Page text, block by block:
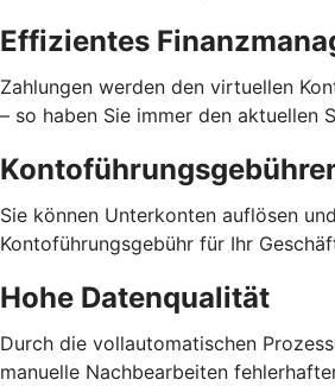
Effizientes
Zahlungen werden den virtuellen
– so haben Sie immer den aktuellen
Sie können Unterkonten auflösen
Kontoführungsgebühr für Ihr
Hohe Datenqualität
Durch die vollautomatischen
manuelle Nachbearbeiten